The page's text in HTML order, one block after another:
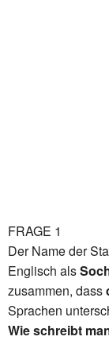
FRAGE 1
Der Name der
Englisch als
zusammen, dass
Sprachen
Wie schreibt